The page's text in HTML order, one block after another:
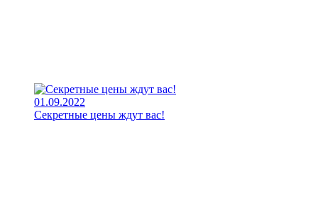
01.09.2022
Секретные цены ждут вас!